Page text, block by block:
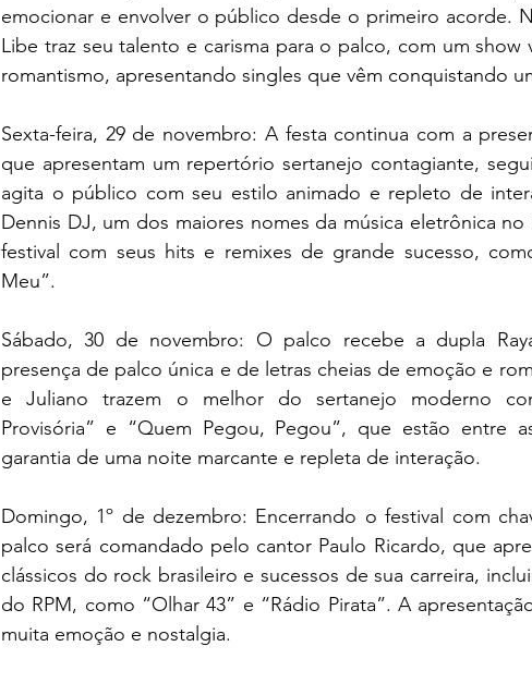
emocionar e envolver o público desde o primeiro acorde.
Libe traz seu talento e carisma para o palco, com um
romantismo, apresentando singles que vêm conquistando
Sexta-feira, 29 de novembro: A festa continua com a
que apresentam um repertório sertanejo contagiante,
agita o público com seu estilo animado e repleto de
Dennis DJ, um dos maiores nomes da música eletrônica
festival com seus hits e remixes de grande sucesso,
Meu”.
Sábado, 30 de novembro: O palco recebe a dupla
presença de palco única e de letras cheias de emoção e
e Juliano trazem o melhor do sertanejo moderno
Provisória” e “Quem Pegou, Pegou”, que estão entre
garantia de uma noite marcante e repleta de interação.
Domingo, 1º de dezembro: Encerrando o festival com
palco será comandado pelo cantor Paulo Ricardo, que
clássicos do rock brasileiro e sucessos de sua carreira,
do RPM, como “Olhar 43” e “Rádio Pirata”. A
muita emoção e nostalgia.